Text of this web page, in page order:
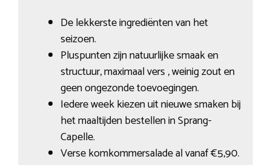
De lekkerste ingrediënten van het
seizoen.
Pluspunten zijn natuurlijke smaak en
structuur, maximaal vers , weinig zout en
geen ongezonde toevoegingen.
Iedere week kiezen uit nieuwe smaken bij
het maaltijden bestellen in Sprang-
Capelle.
Verse komkommersalade al vanaf €5,90.